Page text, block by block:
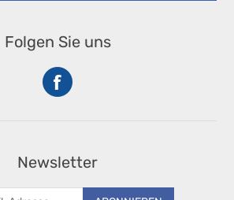
Folgen Sie uns
Newsletter